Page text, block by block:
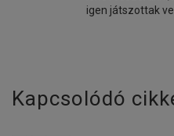
igen játszottak
Kapcsolódó